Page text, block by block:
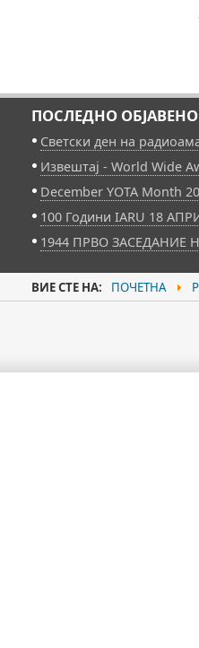
ПОСЛЕДНО ОБЈАВЕНО
Светски ден на
Извештај - World Wide
December YOTA Month
100 Години IARU 18
1944 ПРВО ЗАСЕДАНИЕ
ВИЕ СТЕ НА: ПОЧЕТНА